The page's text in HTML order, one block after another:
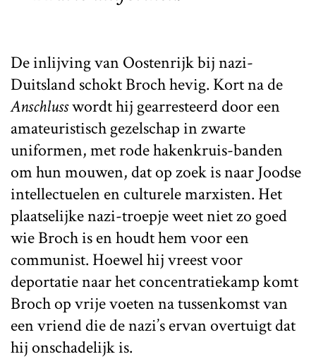
De inlijving van Oostenrijk bij nazi-
Duitsland schokt Broch hevig. Kort na de
Anschlusswordt hij gearresteerd door een
amateuristisch gezelschap in zwarte
uniformen, met rode hakenkruis-banden
om hun mouwen, dat op zoek is naar Joodse
intellectuelen en culturele marxisten. Het
plaatselijke nazi-troepje weet niet zo goed
wie Broch is en houdt hem voor een
communist. Hoewel hij vreest voor
deportatie naar het concentratiekamp komt
Broch op vrije voeten na tussenkomst van
een vriend die de nazi’s ervan overtuigt dat
hij onschadelijk is.